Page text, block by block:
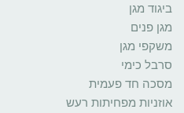
ביגוד מגן
מגן פנים
משקפי מגן
סרבל כימי
מסכה חד פעמית
אוזניות מפחיתות רעש